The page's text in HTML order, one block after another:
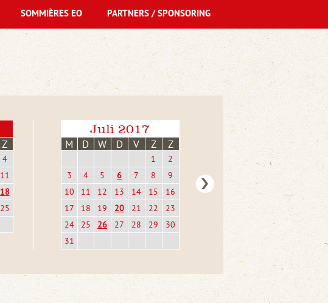
Z
4
11
18
25
Juli 2017
M D W D V Z Z
1
2
3
4 5 6 7 8
9
10
11 12 13 14 15
16
17
18 19 20 21 22
23
24
25 26 27 28 29
30
31
SOMMIÈRES EO PARTNERS / SPONSORING